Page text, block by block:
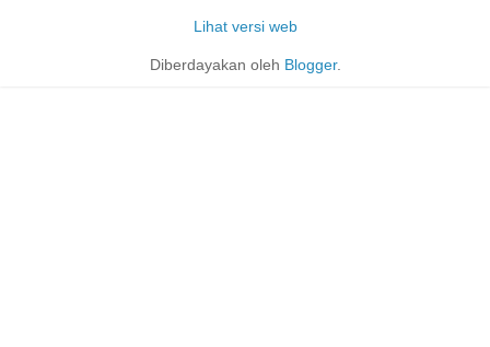
Lihat versi web
Diberdayakan oleh Blogger.